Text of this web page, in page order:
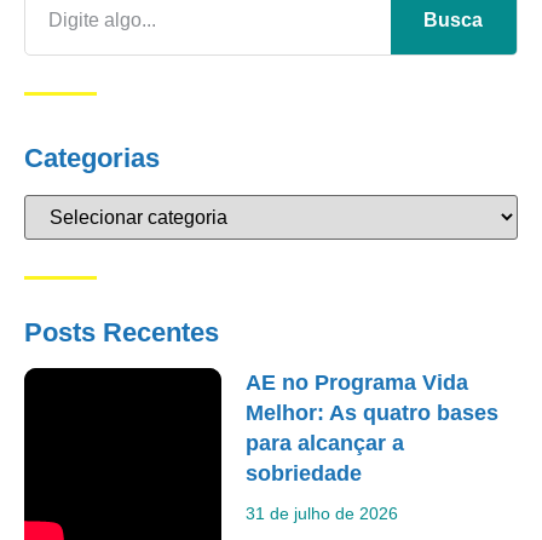
Busca
Categorias
Posts Recentes
AE no Programa Vida
Melhor: As quatro bases
para alcançar a
sobriedade
31 de julho de 2026